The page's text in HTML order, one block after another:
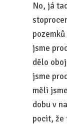
No, já
jsme
dělo
jsme
měli
dobu v
pocit, že